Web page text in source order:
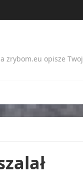
opisze